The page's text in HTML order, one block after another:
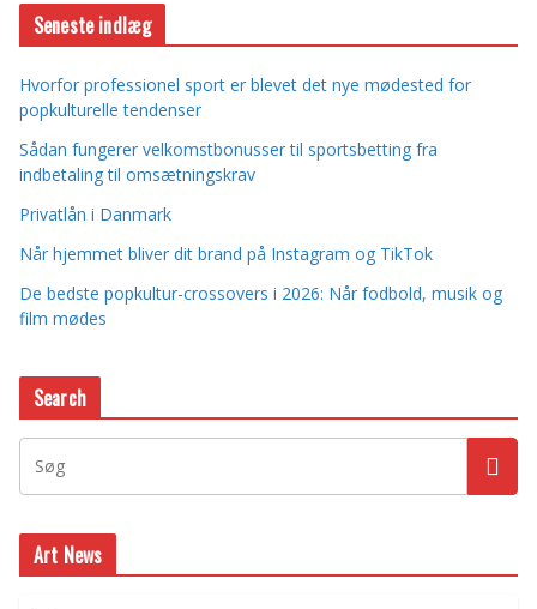
Seneste indlæg
Hvorfor professionel sport er blevet det nye mødested for
popkulturelle tendenser
Sådan fungerer velkomstbonusser til sportsbetting fra
indbetaling til omsætningskrav
Privatlån i Danmark
Når hjemmet bliver dit brand på Instagram og TikTok
De bedste popkultur-crossovers i 2026: Når fodbold, musik og
film mødes
Search
Art News